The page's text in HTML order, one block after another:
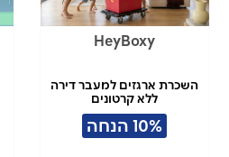
HeyBoxy
השכרת ארגזים למעבר דירה
ללא קרטונים
10% הנחה